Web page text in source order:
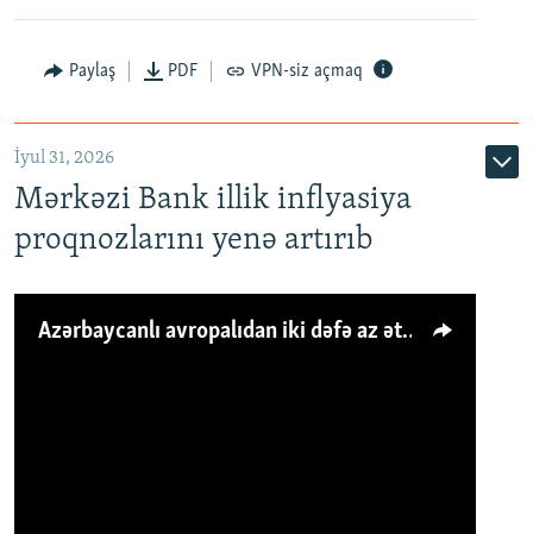
Paylaş PDF VPN-siz açmaq
İyul 31, 2026
Mərkəzi Bank illik inflyasiya
proqnozlarını yenə artırıb
Azərbaycanlı avropalıdan iki dəfə az ət yeyir, amma... 'Qiymət artımı qaçılmazdır'